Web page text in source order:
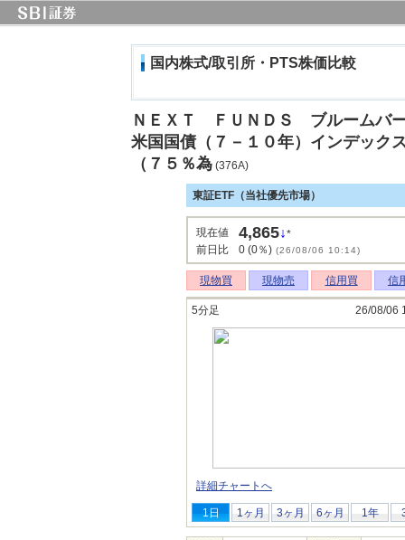
国内株式/取引所・PTS株価比較
ＮＥＸＴ ＦＵＮＤＳ ブルームバ
米国国債（７－１０年）インデック
（７５％為 (376A)
東証ETF（当社優先市場）
現在値 4,865↓*
前日比
0 (0％) (26/08/06 10:14)
現物買 現物売 信用買 信
5分足 26/08/06
詳細チャートへ
1日 1ヶ月 3ヶ月 6ヶ月 1年